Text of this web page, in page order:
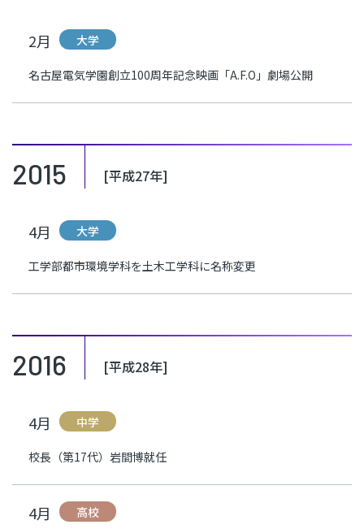
2月 大学
名古屋電気学園創立100周年記念映画「A.F.O」劇場公開
2015 [平成27年]
4月 大学
工学部都市環境学科を土木工学科に名称変更
2016 [平成28年]
4月 中学
校長（第17代）岩間博就任
4月 高校